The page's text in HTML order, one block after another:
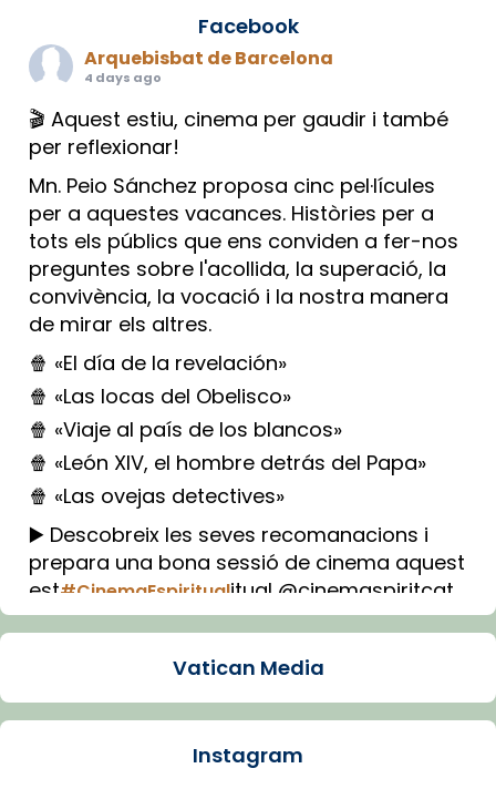
Facebook
Arquebisbat de Barcelona
4 days ago
🎬 Aquest estiu, cinema per gaudir i també
per reflexionar!
Mn. Peio Sánchez proposa cinc pel·lícules
per a aquestes vacances. Històries per a
tots els públics que ens conviden a fer-nos
preguntes sobre l'acollida, la superació, la
convivència, la vocació i la nostra manera
de mirar els altres.
🍿 «El día de la revelación»
🍿 «Las locas del Obelisco»
🍿 «Viaje al país de los blancos»
🍿 «León XIV, el hombre detrás del Papa»
🍿 «Las ovejas detectives»
▶️ Descobreix les seves recomanacions i
prepara una bona sessió de cinema aquest
est#CinemaEspiritualitual @cinemaspiritcat
Imatge: Generada amb IA (OpenAI)
View on Facebook · Share
Arquebisbat de Barcelona
Vatican Media
Instagram